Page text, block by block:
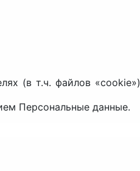
(в т.ч. файлов
Персональные данные.